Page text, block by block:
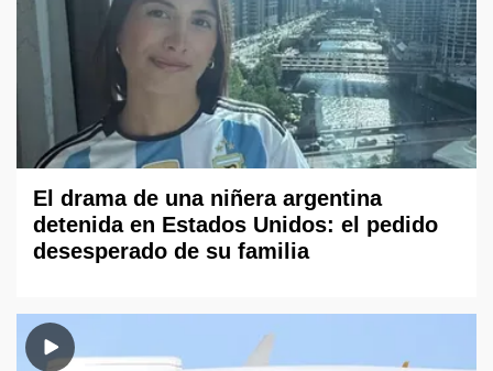
El drama de una niñera argentina
detenida en Estados Unidos: el pedido
desesperado de su familia